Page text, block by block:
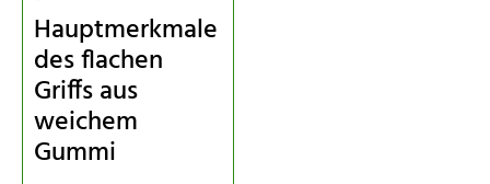
Hauptmerkmale
des flachen
Griffs aus
weichem
Gummi